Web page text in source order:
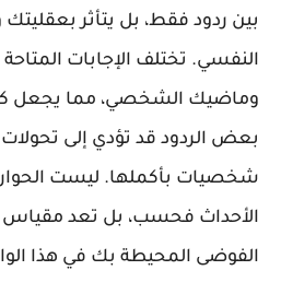
بين ردود فقط، بل يتأثر
النفسي. تختلف الإجابات
وماضيك الشخصي، مما يجعل كل
بعض الردود قد تؤدي إلى
شخصيات بأكملها. ليست
الأحداث فحسب، بل تعد مقياس
الفوضى المحيطة بك في هذا